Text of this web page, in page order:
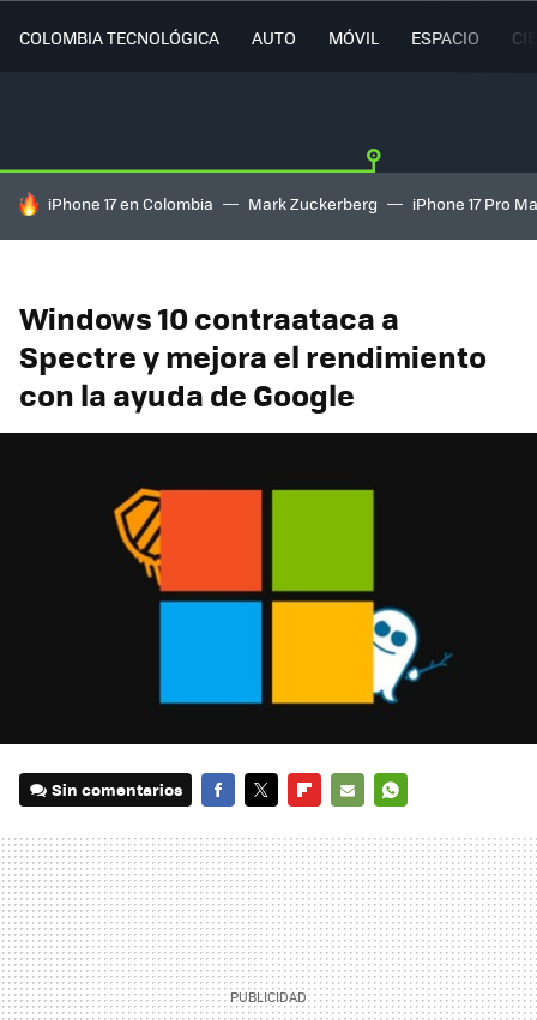
COLOMBIA TECNOLÓGICA AUTO MÓVIL ESPACIO
HOY SE HABLA DE
iPhone 17 en Colombia Mark Zuckerberg iPhone 17 Pro
Windows 10 contraataca a
Spectre y mejora el rendimiento
con la ayuda de Google
Sin comentarios
MAIL